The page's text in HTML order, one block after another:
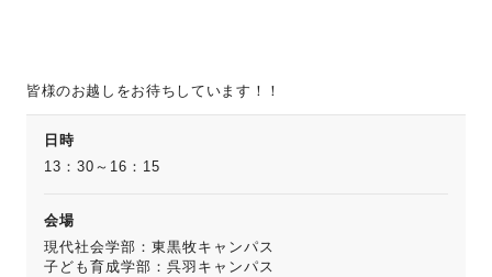
皆様のお越しをお待ちしています！！
日時
13：30～16：15
会場
現代社会学部：東黒牧キャンパス
子ども育成学部：呉羽キャンパス